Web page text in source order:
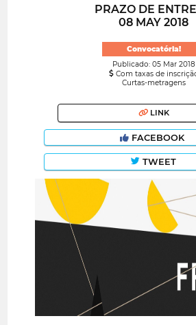
PRAZO DE
08 MAY 2018
Convocatória!
Publicado: 05 Mar 2018
Com taxas de
Curtas-metragens
LINK
FACEBOOK
TWEET